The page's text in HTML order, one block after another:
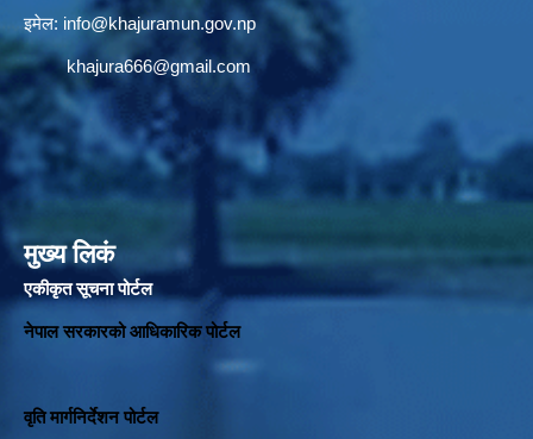
इमेल: info@khajuramun.gov.np
khajura666@gmail.com
मुख्य लिकं
एकीकृत सूचना पोर्टल
नेपाल सरकारको आधिकारिक पोर्टल
वृति मार्गनिर्देशन पोर्टल